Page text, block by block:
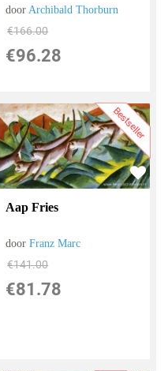
door Archibald Thorburn
€166.00
€96.28
Bestseller
Aap Fries
doorFranz Marc
€141.00
€81.78